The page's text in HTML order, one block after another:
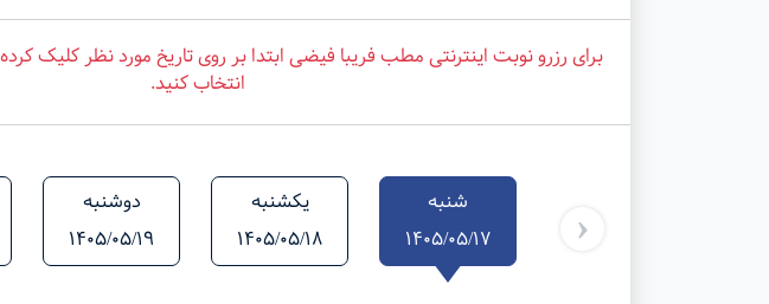
برای رزرو نوبت اینترنتی مطب فریبا فیضی ابتدا بر روی تاریخ مورد نظر کلیک
انتخاب کنید.
شنبه
1405/05/17
یکشنبه
1405/05/18
دوشنبه
1405/05/19
‹